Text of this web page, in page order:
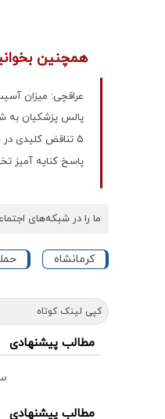
همچنین
عراقچی: میزان
پالس پزشکیان به
۵ تناقض کلیدی در سخنان ترامپ طی ۹ روز/ از انکار تمایل به مذاکره تا ادعای عدم تمایل به تغییر رژیم و حمایت مستقیم از آن
پاسخ کنایه آمیز
ما را در شبکه‌های
کرمانشاه
کپی لینک کوتاه
مطالب پیشنهادی
مطالب پیشنهادی